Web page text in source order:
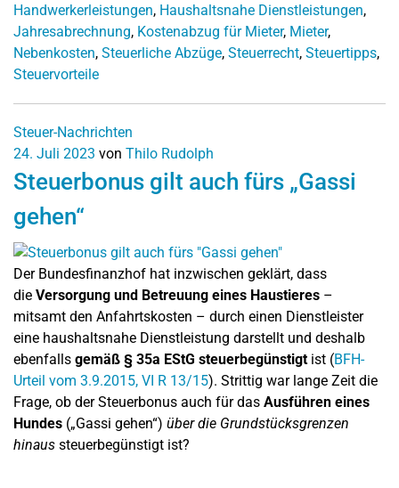
Handwerkerleistungen, Haushaltsnahe Dienstleistungen,
Jahresabrechnung, Kostenabzug für Mieter, Mieter,
Nebenkosten, Steuerliche Abzüge, Steuerrecht, Steuertipps,
Steuervorteile
Steuer-Nachrichten
24. Juli 2023 von Thilo Rudolph
Steuerbonus gilt auch fürs „Gassi
gehen“
Der Bundesfinanzhof hat inzwischen geklärt, dass
die Versorgung und Betreuung eines Haustieres –
mitsamt den Anfahrtskosten – durch einen Dienstleister
eine haushaltsnahe Dienstleistung darstellt und deshalb
ebenfalls gemäß § 35a EStG steuerbegünstigtist (BFH-
Urteil vom 3.9.2015, VI R 13/15). Strittig war lange Zeit die
Frage, ob der Steuerbonus auch für das Ausführen eines
Hundes („Gassi gehen“) über die Grundstücksgrenzen
hinaus steuerbegünstigt ist?